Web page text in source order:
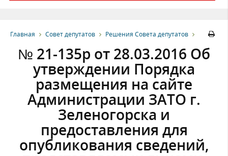
Главная Совет депутатов Решения Совета депутатов
№ 21-135р от 28.03.2016 Об
утверждении Порядка
размещения на сайте
Администрации ЗАТО г.
Зеленогорска и
предоставления для
опубликования сведений,